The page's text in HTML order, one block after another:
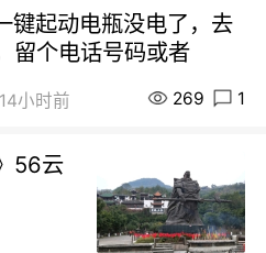
键起动电瓶没电了，去
留个电话号码或者
14小时前 269 1
56云